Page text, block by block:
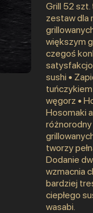
Grill 52
zestaw dla
większym
czegoś
sushi •
tuńczykiem
węgorz •
Hosomaki
tworzy
Dodanie
wzmacnia
bardziej
ciepłego
wasabi.